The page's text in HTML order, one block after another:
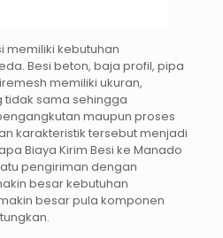
memiliki kebutuhan
Besi beton, baja profil, pipa
memiliki ukuran,
sama sehingga
maupun proses
karakteristik tersebut menjadi
Biaya Kirim Besi ke Manado
pengiriman dengan
besar kebutuhan
besar pula komponen